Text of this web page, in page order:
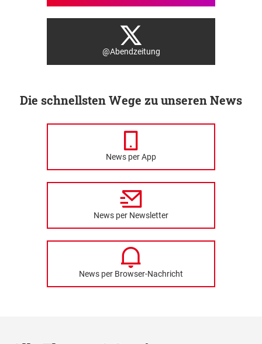
@Abendzeitung
Die schnellsten Wege zu unseren News
News per App
News per Newsletter
News per Browser-Nachricht